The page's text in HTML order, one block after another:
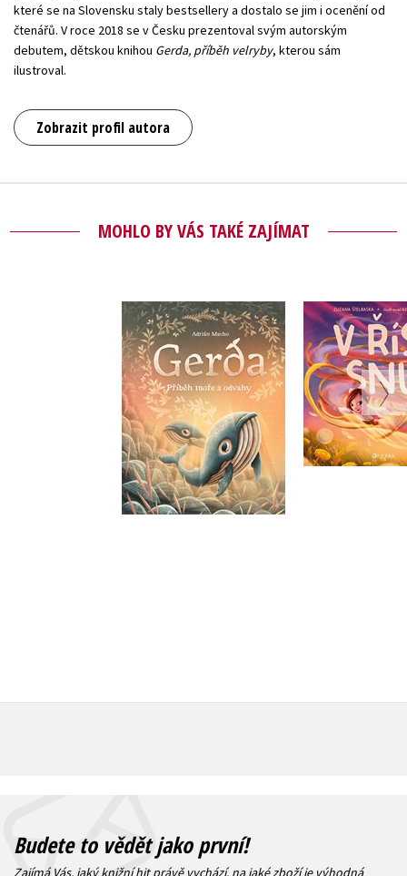
které se na Slovensku staly bestsellery a dostalo se jim i ocenění od
čtenářů. V roce 2018 se v Česku prezentoval svým autorským
debutem, dětskou knihou Gerda, příběh velryby, kterou sám
ilustroval.
Zobrazit profil autora
MOHLO BY VÁS TAKÉ ZAJÍMAT
Gerda: Příběh moře
a odvahy
Adrián Macho
Do košíku
V říši
Zuzana
,
Adrián
Budete to vědět jako první!
Zajímá Vás, jaký knižní hit právě vychází, na jaké zboží je výhodná